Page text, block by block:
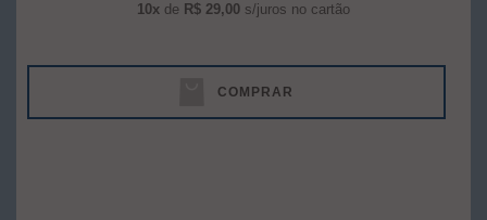
10x de R$ 29,00 s/juros no cartão
COMPRAR